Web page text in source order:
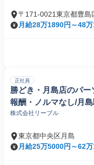
〒171-0021東京都豊島
月給28万1890円～48
正社員
勝どき・月島店のパ
報酬・ノルマなし/月
株式会社リーブル
東京都中央区月島
月給25万5000円～62